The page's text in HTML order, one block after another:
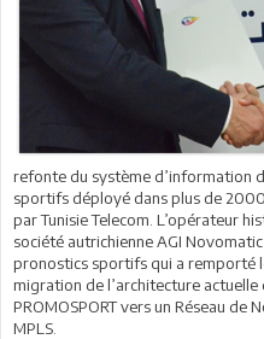
refonte du système d’information
sportifs déployé dans plus de
par Tunisie Telecom. L’opérateur
société autrichienne AGI
pronostics sportifs qui a remporté
migration de l’architecture actuelle
PROMOSPORT vers un Réseau de
MPLS.